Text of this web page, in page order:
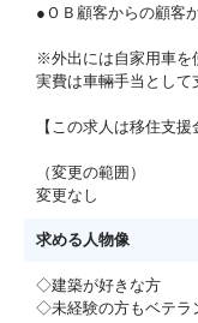
●ＯＢ顧客からの顧客
※外出には自家用車を
実費は車輛手当として
【この求人は移住支援
（変更の範囲）
変更なし
求める人物像
◇建築が好きな方
◇未経験の方もベテラ